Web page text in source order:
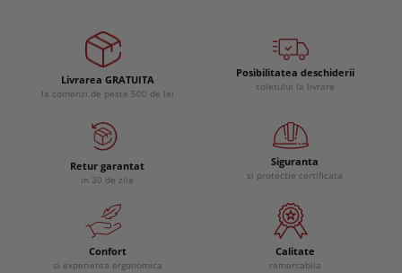
Livrarea GRATUITA
la comenzi de peste 500 de lei
Posibilitatea deschiderii
coletului la livrare
Retur garantat
in 30 de zile
Siguranta
si protectie certificata
Confort
si experienta ergonomica
Calitate
remarcabila